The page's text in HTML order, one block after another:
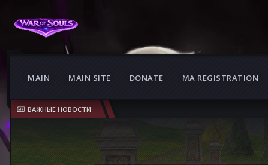
MAIN MAIN SITE DONATE MA REGISTRATION
ВАЖНЫЕ НОВОСТИ